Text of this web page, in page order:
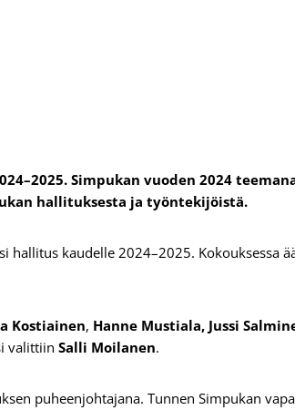
Simpukan vuoden 2024
hallituksesta ja työntekijöistä.
hallitus kaudelle 2024–2025. Kokouksessa
Kostiainen, Hanne Mustiala, Jussi
valittiin Salli Moilanen.
puheenjohtajana. Tunnen Simpukan